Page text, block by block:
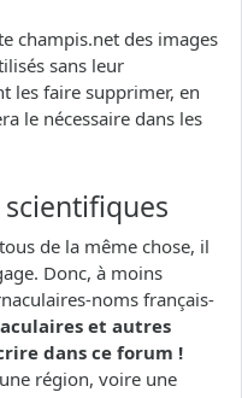
champis.net des images
sans leur
les faire supprimer, en
le nécessaire dans les
de la même chose, il
Donc, à moins
noms français-
et autres
dans ce forum !
région, voire une